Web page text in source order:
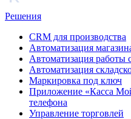
Решения
CRM для производства
Автоматизация
Автоматизация работы
Автоматизация
Маркировка под ключ
Приложение «Касса
телефона
Управление торговлей